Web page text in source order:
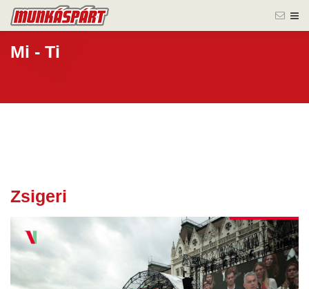
Mi - Ti
31 okt.
2025
Zsigeri